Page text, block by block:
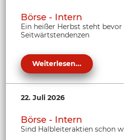
Börse - Intern
Ein heißer Herbst steht
Seitwärtstendenzen
Weiterlesen...
22. Juli 2026
Börse - Intern
Sind Halbleiteraktien schon